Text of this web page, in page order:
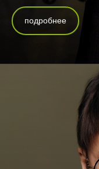
подробнее